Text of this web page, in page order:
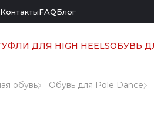
КонтактыFAQБлог
ДЛЯ HIGH HEELSОБУВЬ
обувь Обувь для Pole Dance